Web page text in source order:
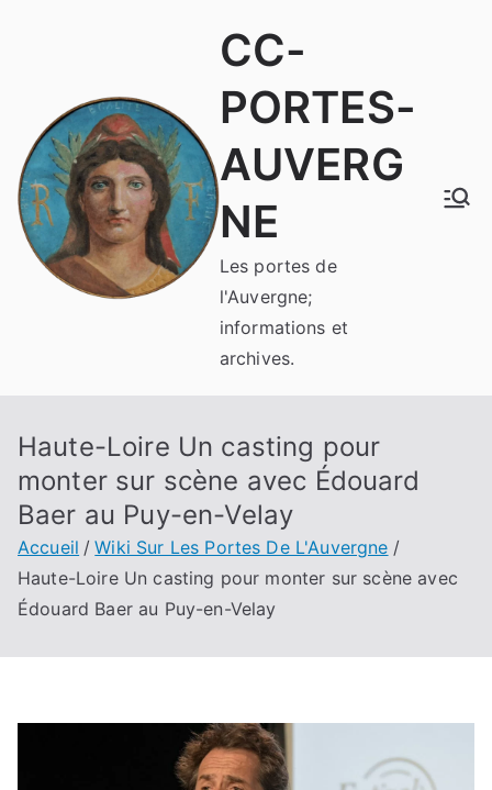
CC-
PORTES-
AUVERG
NE
Les portes de
l'Auvergne;
informations et
archives.
Haute-Loire Un casting pour
monter sur scène avec Édouard
Baer au Puy-en-Velay
Accueil
Wiki Sur Les Portes De L'Auvergne
Haute-Loire Un casting pour monter sur scène avec
Édouard Baer au Puy-en-Velay